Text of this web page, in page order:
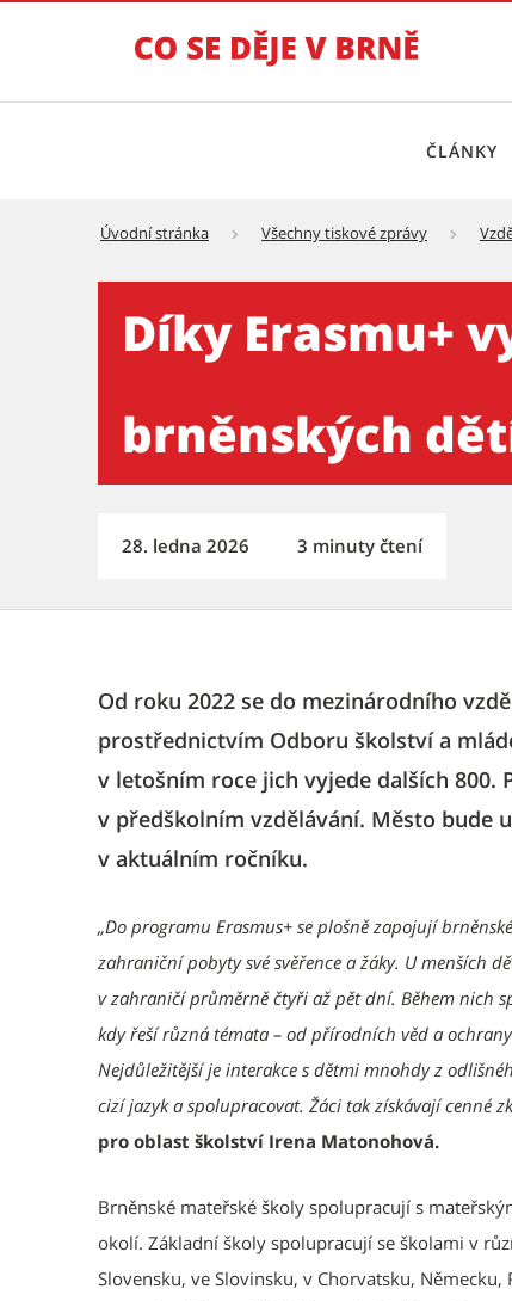
Díky Erasmu+
ČLÁNKY
Úvodní stránka Všechny tiskové zprávy
Díky Erasmu+
brněnských
28. ledna 2026 3 minuty čtení
Od roku 2022 se do mezinárodního
prostřednictvím Odboru školství a
v letošním roce jich vyjede dalších 800.
v předškolním vzdělávání. Město bude
v aktuálním ročníku.
„Do programu Erasmus+ se plošně zapojují
zahraniční pobyty své svěřence a žáky. U menších
v zahraničí průměrně čtyři až pět dní. Během nich
kdy řeší různá témata – od přírodních věd a
Nejdůležitější je interakce s dětmi mnohdy z
cizí jazyk a spolupracovat. Žáci tak získávají cenné
pro oblast školství Irena Matonohová.
Brněnské mateřské školy spolupracují s
okolí. Základní školy spolupracují se školami v
Slovensku, ve Slovinsku, v Chorvatsku,